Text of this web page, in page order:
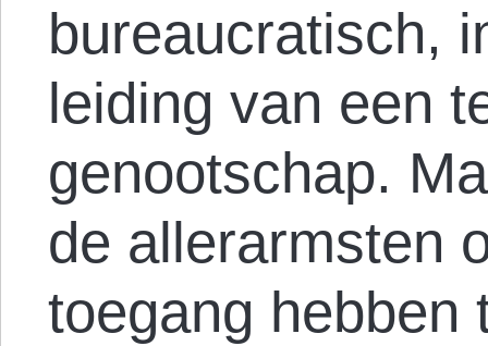
bureaucratisch,
leiding van een
genootschap.
de allerarmsten
toegang hebben